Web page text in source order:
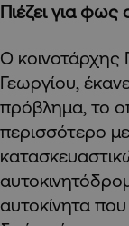
Πιέζει για φως
Ο
Γεωργίου,
πρόβλημα, το
περισσότερο
αυτοκίνητα